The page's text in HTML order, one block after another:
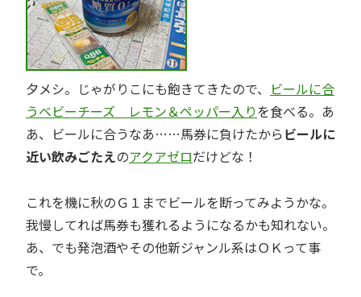
夕メシ。じゃがりこにも飽きてきたので、 ビールに合
うベビーチーズ レモン＆ペッパー入りを食べる。あ
あ、ビールに合うなあ……馬券に負けたからビールに
近い飲みごたえのアクアゼロだけどな！
これを機に秋のＧ１までビールを断ってみようかな。
我慢してれば馬券も獲れるようになるかも知れない。
あ、でも発泡酒やその他新ジャンル系はＯＫって事
で。